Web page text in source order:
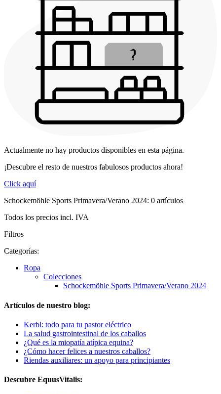
Actualmente no hay productos disponibles en esta página.
¡Descubre el resto de nuestros fabulosos productos ahora!
Click aquí
Schockemöhle Sports Primavera/Verano 2024: 0 artículos
Todos los precios incl. IVA
Filtros
Categorías:
Ropa
Colecciones
Schockemöhle Sports Primavera/Verano 2024
Artículos de nuestro blog:
Kerbl: todo para tu pastor eléctrico
La salud gastrointestinal de los caballos
¿Qué es la miopatía atípica equina?
¿Cómo hacer felices a nuestros caballos?
Riendas auxiliares: un apoyo para principiantes
Descubre EquusVitalis: